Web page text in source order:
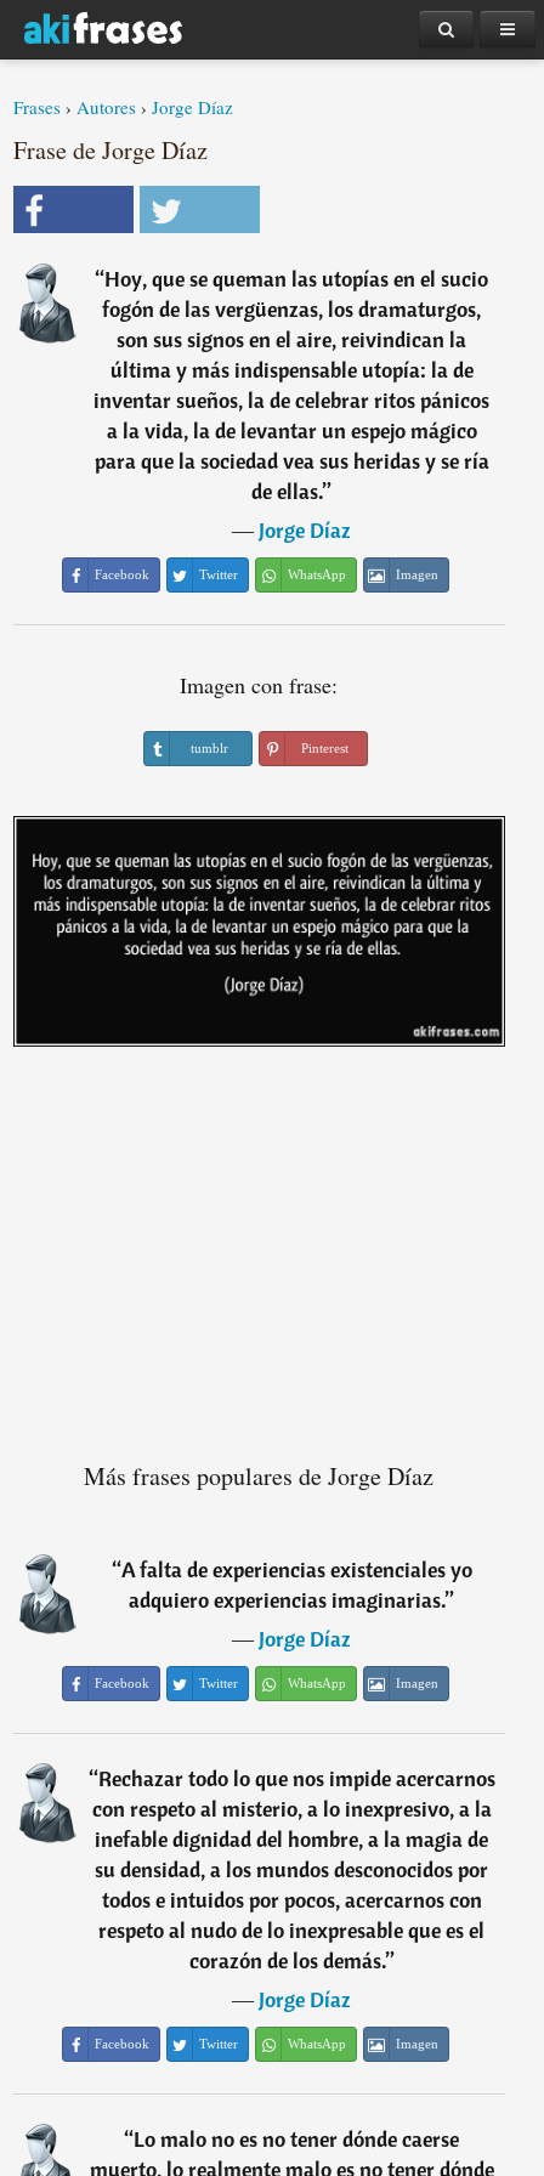
Frases ›Autores ›Jorge Díaz
Frase de Jorge Díaz
“Hoy, que se queman las utopías en el sucio
fogón de las vergüenzas, los dramaturgos,
son sus signos en el aire, reivindican la
última y más indispensable utopía: la de
inventar sueños, la de celebrar ritos pánicos
a la vida, la de levantar un espejo mágico
para que la sociedad vea sus heridas y se ría
de ellas.”
―Jorge Díaz
Facebook Twitter WhatsApp Imagen
Imagen con frase:
tumblr Pinterest
Más frases populares de Jorge Díaz
“A falta de experiencias existenciales yo
adquiero experiencias imaginarias.”
―Jorge Díaz
Facebook Twitter WhatsApp Imagen
“Rechazar todo lo que nos impide acercarnos
con respeto al misterio, a lo inexpresivo, a la
inefable dignidad del hombre, a la magia de
su densidad, a los mundos desconocidos por
todos e intuidos por pocos, acercarnos con
respeto al nudo de lo inexpresable que es el
corazón de los demás.”
―Jorge Díaz
Facebook Twitter WhatsApp Imagen
“Lo malo no es no tener dónde caerse
muerto, lo realmente malo es no tener dónde